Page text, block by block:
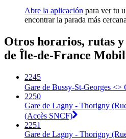
Abre la aplicación para ver tu
encontrar la parada más
Otros horarios, rutas y
de Île-de-France
2245
Gare de Bussy-St-Georges <>
2250
Gare de Lagny - Thorigny
(Accès SNCF)
2251
Gare de Lagny - Thorigny